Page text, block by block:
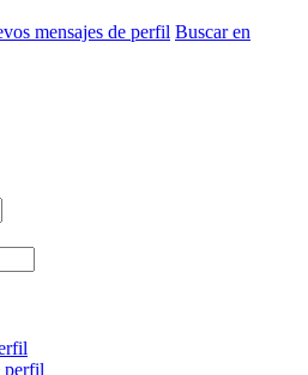
mensajes de perfil Buscar en
perfil